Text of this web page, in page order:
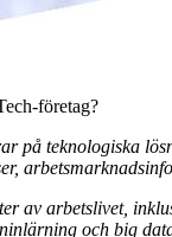
företag?
på teknologiska
av arbetslivet,
och big